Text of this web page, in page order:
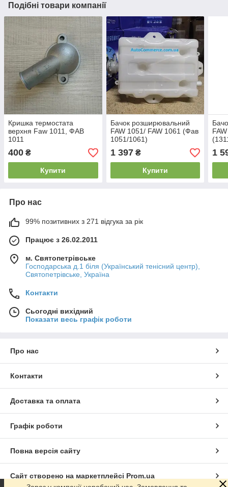
Подібні товари компанії
Кришка термостата
верхня Faw 1011, ФАВ
1011
400 ₴
Купити
Бачок розширювальний
FAW 1051/ FAW 1061 (Фав
1051/1061)
1 397₴
Купити
1
Про нас
99% позитивних з 271 відгука за рік
Працює з 26.02.2011
м. Святопетрівське
Господарська д.1 біля (Український тенісний центр),
Святопетрівське, Україна
Контакти
Сьогодні вихідний
Показати весь графік роботи
Про нас
Контакти
Доставка та оплата
Графік роботи
Повна версія сайту
Сайт створено на маркетплейсі Prom.ua